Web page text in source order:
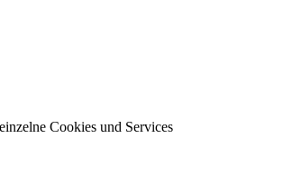
Cookies und Services